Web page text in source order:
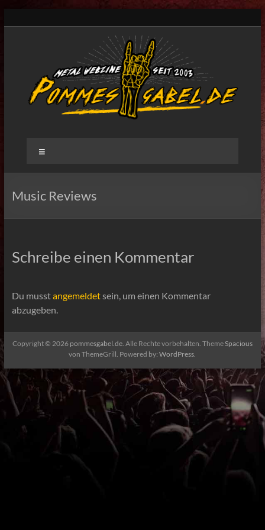
Music Reviews
Schreibe einen Kommentar
Du musstangemeldetsein, um einen Kommentar
abzugeben.
Copyright © 2026 pommesgabel.de. Alle Rechte vorbehalten. ThemeSpacious
von ThemeGrill. Powered by:WordPress